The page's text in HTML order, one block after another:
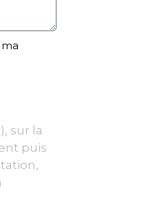
sur la
puis